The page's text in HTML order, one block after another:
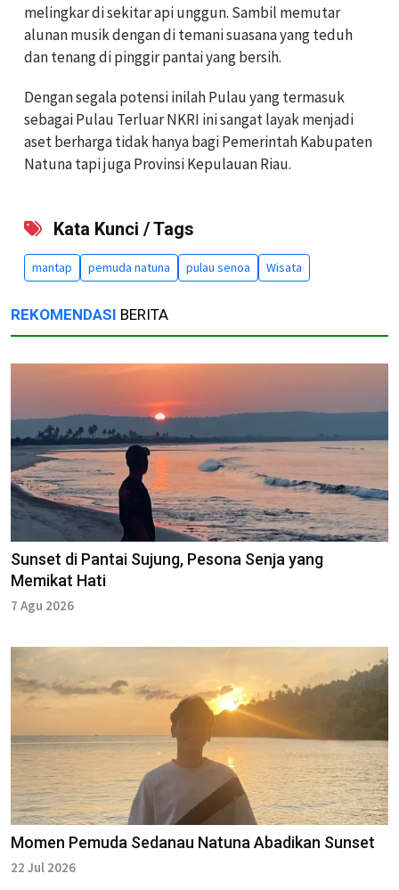
melingkar di sekitar api unggun. Sambil memutar
alunan musik dengan di temani suasana yang teduh
dan tenang di pinggir pantai yang bersih.
Dengan segala potensi inilah Pulau yang termasuk
sebagai Pulau Terluar NKRI ini sangat layak menjadi
aset berharga tidak hanya bagi Pemerintah Kabupaten
Natuna tapi juga Provinsi Kepulauan Riau.
Kata Kunci / Tags
mantap pemuda natuna pulau senoa Wisata
REKOMENDASI BERITA
Sunset di Pantai Sujung, Pesona Senja yang
Memikat Hati
7 Agu 2026
Momen Pemuda Sedanau Natuna Abadikan Sunset
22 Jul 2026